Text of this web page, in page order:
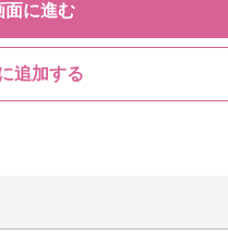
面に進む
追加する